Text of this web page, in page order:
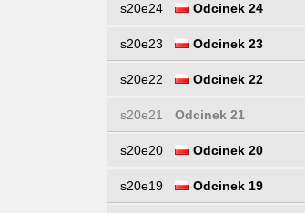
s20e24 Odcinek 24
s20e23 Odcinek 23
s20e22 Odcinek 22
s20e21 Odcinek 21
s20e20 Odcinek 20
s20e19 Odcinek 19